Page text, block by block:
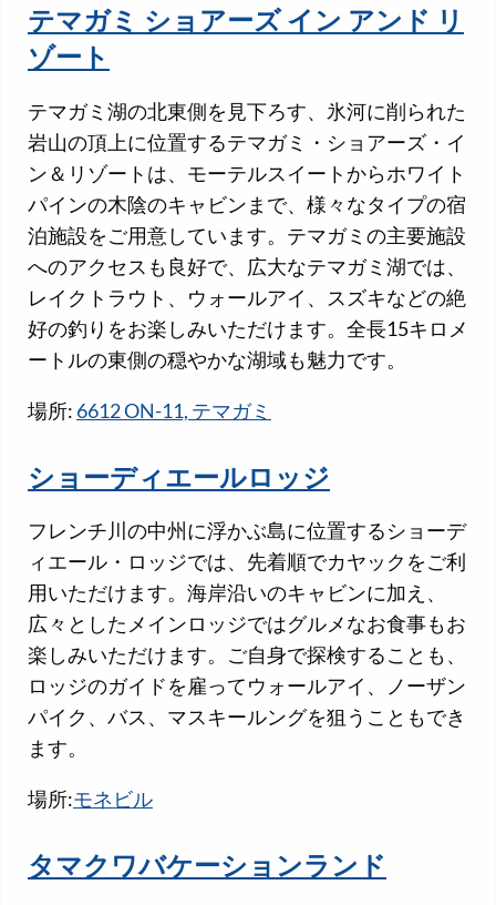
テマガミ ショアーズ イン アンド リ
ゾート
テマガミ湖の北東側を見下ろす、氷河に削られた
岩山の頂上に位置するテマガミ・ショアーズ・イ
ン＆リゾートは、モーテルスイートからホワイト
パインの木陰のキャビンまで、様々なタイプの宿
泊施設をご用意しています。テマガミの主要施設
へのアクセスも良好で、広大なテマガミ湖では、
レイクトラウト、ウォールアイ、スズキなどの絶
好の釣りをお楽しみいただけます。全長15キロメ
ートルの東側の穏やかな湖域も魅力です。
場所: 6612 ON-11, テマガミ
ショーディエールロッジ
フレンチ川の中州に浮かぶ島に位置するショーデ
ィエール・ロッジでは、先着順でカヤックをご利
用いただけます。海岸沿いのキャビンに加え、
広々としたメインロッジではグルメなお食事もお
楽しみいただけます。ご自身で探検することも、
ロッジのガイドを雇ってウォールアイ、ノーザン
パイク、バス、マスキールングを狙うこともでき
ます。
場所:モネビル
タマクワバケーションランド